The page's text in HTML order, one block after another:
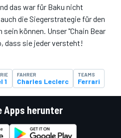
das war für Baku nicht
die Siegerstrategie für den
können. Unser "Chain Bear
dass sie jeder versteht!
1
FAHRER
Charles Leclerc
TEAMS
Ferrari
Apps herunter